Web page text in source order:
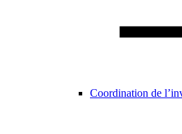
Coordination de